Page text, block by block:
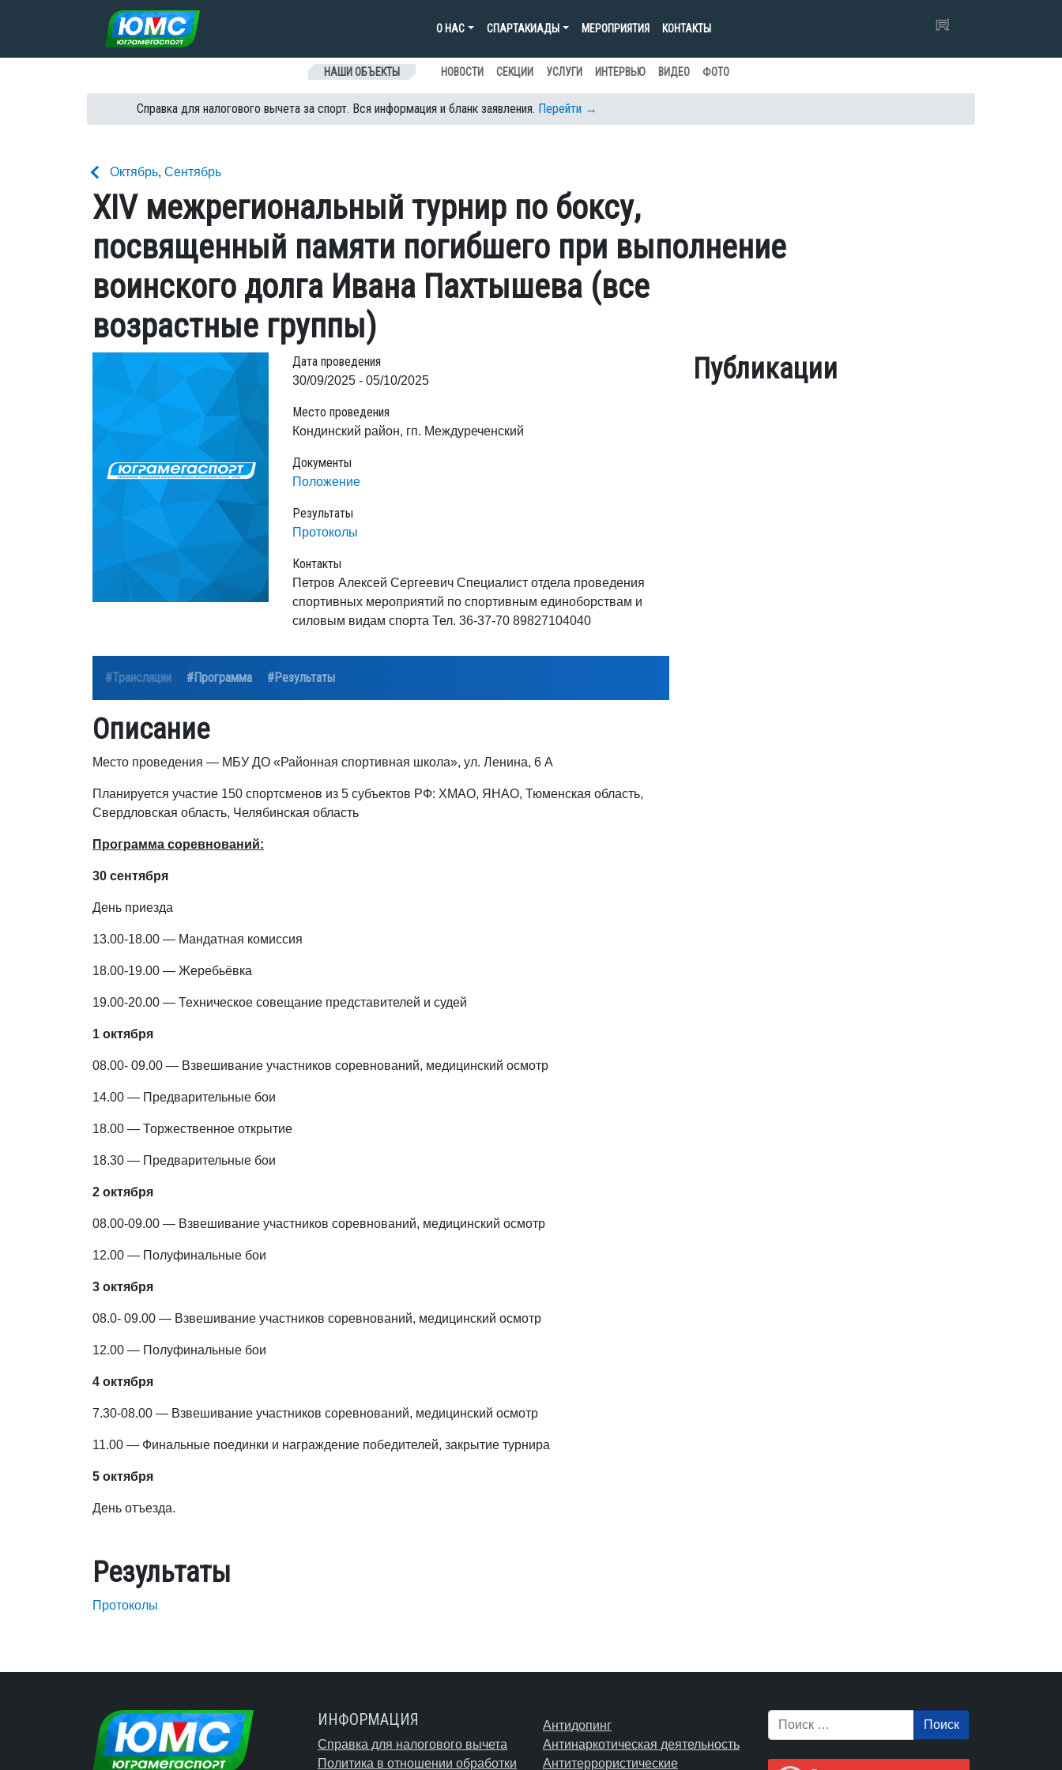
Перейти к содержанию
О НАС СПАРТАКИАДЫ МЕРОПРИЯТИЯ КОНТАКТЫ
НАШИ ОБЪЕКТЫ НОВОСТИ СЕКЦИИ УСЛУГИ ИНТЕРВЬЮ ВИДЕО ФОТО
Справка для налогового вычета за спорт. Вся информация и бланк заявления. Перейти →
Октябрь, Сентябрь
XIV межрегиональный турнир по боксу,
посвященный памяти погибшего при выполнение
воинского долга Ивана Пахтышева (все
возрастные группы)
Дата проведения
30/09/2025 - 05/10/2025
Место проведения
Кондинский район, гп. Междуреченский
Документы
Положение
Результаты
Протоколы
Контакты
Петров Алексей Сергеевич Специалист отдела проведения
спортивных мероприятий по спортивным единоборствам и
силовым видам спорта Тел. 36-37-70 89827104040
#Трансляции #Программа #Результаты
Описание
Место проведения — МБУ ДО «Районная спортивная школа», ул. Ленина, 6 А
Планируется участие 150 спортсменов из 5 субъектов РФ: ХМАО, ЯНАО, Тюменская область,
Свердловская область, Челябинская область
Программа соревнований:
30 сентября
День приезда
13.00-18.00 — Мандатная комиссия
18.00-19.00 — Жеребьёвка
19.00-20.00 — Техническое совещание представителей и судей
1 октября
08.00- 09.00 — Взвешивание участников соревнований, медицинский осмотр
14.00 — Предварительные бои
18.00 — Торжественное открытие
18.30 — Предварительные бои
2 октября
08.00-09.00 — Взвешивание участников соревнований, медицинский осмотр
12.00 — Полуфинальные бои
3 октября
08.0- 09.00 — Взвешивание участников соревнований, медицинский осмотр
12.00 — Полуфинальные бои
4 октября
7.30-08.00 — Взвешивание участников соревнований, медицинский осмотр
11.00 — Финальные поединки и награждение победителей, закрытие турнира
5 октября
День отъезда.
Результаты
Протоколы
Публикации
ИНФОРМАЦИЯ
Справка для налогового вычета
Политика в отношении обработки
Антидопинг
Антинаркотическая деятельность
Антитеррористические
Поиск